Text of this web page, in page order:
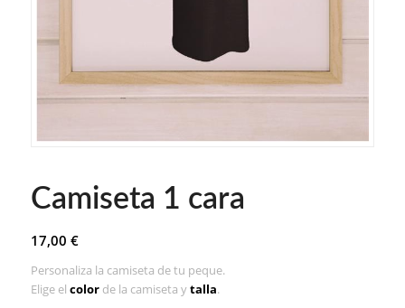
Camiseta 1 cara
17,00 €
Personaliza la camiseta de tu peque.
Elige el color de la camiseta ytalla.